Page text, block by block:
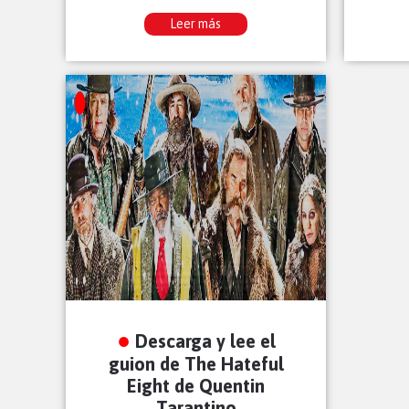
Leer más
Descarga y lee el
guion de The Hateful
Eight de Quentin